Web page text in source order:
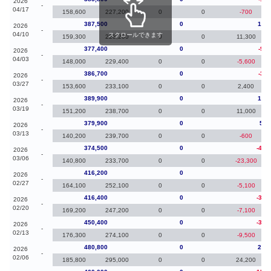
04/17
-
158,600
227,200 0 0 -700
2026
04/10
-
387,500 0
159,300
228,200 0 0 11,300
2026
04/03
-
377,400 0
-
148,000
229,400 0 0 -5,600
2026
03/27
-
386,700 0
-
153,600
233,100 0 0 2,400
2026
03/19
-
389,900 0
151,200
238,700 0 0 11,000
2026
03/13
-
379,900 0
140,200
239,700 0 0 -600
2026
03/06
-
374,500 0
-
140,800
233,700 0 0 -23,300
2026
02/27
-
416,200 0
164,100
252,100 0 0 -5,100
2026
02/20
-
416,400 0
-
169,200
247,200 0 0 -7,100
2026
02/13
-
450,400 0
-
176,300
274,100 0 0 -9,500
2026
02/06
-
480,800 0
185,800
295,000 0 0 24,200
スクロールできます